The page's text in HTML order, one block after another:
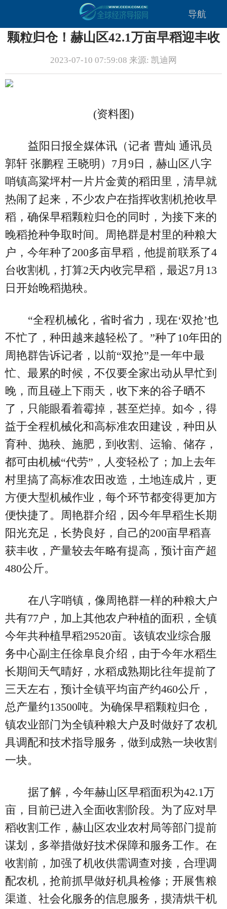
导航
颗粒归仓！赫山区42.1万亩早稻迎丰收
2023-07-10 07:59:08 来源: 凯迪网
(资料图)
益阳日报全媒体讯（记者 曹灿 通讯员
郭轩 张鹏程 王晓明）7月9日，赫山区八字
哨镇高粱坪村一片片金黄的稻田里，清早就
热闹了起来，不少农户在指挥收割机抢收早
稻，确保早稻颗粒归仓的同时，为接下来的
晚稻抢种争取时间。周艳群是村里的种粮大
户，今年种了200多亩早稻，他提前联系了4
台收割机，打算2天内收完早稻，最迟7月13
日开始晚稻抛秧。
“全程机械化，省时省力，现在‘双抢’也
不忙了，种田越来越轻松了。”种了10年田的
周艳群告诉记者，以前“双抢”是一年中最
忙、最累的时候，不仅要全家出动从早忙到
晚，而且碰上下雨天，收下来的谷子晒不
了，只能眼看着霉掉，甚至烂掉。如今，得
益于全程机械化和高标准农田建设，种田从
育种、抛秧、施肥，到收割、运输、储存，
都可由机械“代劳”，人变轻松了；加上去年
村里搞了高标准农田改造，土地连成片，更
方便大型机械作业，每个环节都变得更加方
便快捷了。周艳群介绍，因今年早稻生长期
阳光充足，长势良好，自己的200亩早稻喜
获丰收，产量较去年略有提高，预计亩产超
480公斤。
在八字哨镇，像周艳群一样的种粮大户
共有77户，加上其他农户种植的面积，全镇
今年共种植早稻29520亩。该镇农业综合服
务中心副主任徐阜良介绍，由于今年水稻生
长期间天气晴好，水稻成熟期比往年提前了
三天左右，预计全镇平均亩产约460公斤，
总产量约13500吨。为确保早稻颗粒归仓，
镇农业部门为全镇种粮大户及时做好了农机
具调配和技术指导服务，做到成熟一块收割
一块。
据了解，今年赫山区早稻面积为42.1万
亩，目前已进入全面收割阶段。为了应对早
稻收割工作，赫山区农业农村局等部门提前
谋划，多举措做好技术保障和服务工作。在
收割前，加强了机收供需调查对接，合理调
配农机，抢前抓早做好机具检修；开展售粮
渠道、社会化服务的信息服务，摸清烘干机